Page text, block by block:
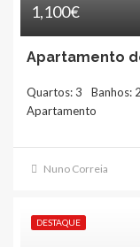
1,100€
Apartamento
Quartos: 3 Banhos: 2
Apartamento
Nuno Correia
DESTAQUE